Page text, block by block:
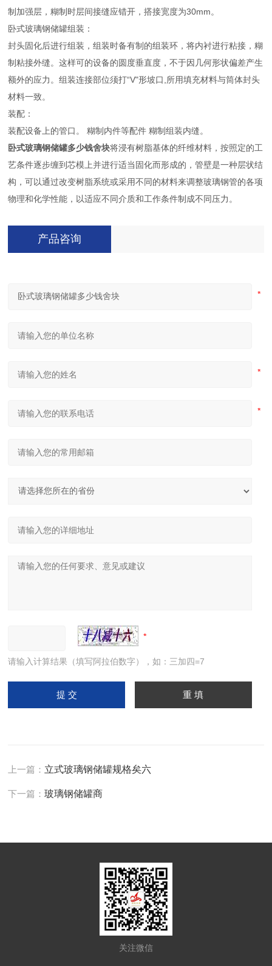
制加强层，糊制时层间接缝应错开，搭接宽度为30mm。
卧式玻璃钢储罐组装：
封头固化后进行组装，组装时备有制的组装环，将内衬进行粘接，糊
制粘接外缝。这样可的设备的圆度垂直度，不于因几何形状偏差产生
额外的应力。组装连接部位须打“V"形坡口,所用填充材料与筒体封头
材料一致。
装配：
装配设备上的管口。 糊制内件等配件 糊制组装内缝。
卧式玻璃钢储罐多少钱舍块将浸有树脂基体的纤维材料，按照定的工
艺条件逐步缠到芯模上并进行适当固化而形成的，管壁是一种层状结
构，可以通过改变树脂系统或采用不同的材料来调整玻璃钢管的各项
物理和化学性能，以适应不同介质和工作条件制成不同压力。
产品咨询
请输入计算结果（填写阿拉伯数字），如：三加四=7
上一篇： 立式玻璃钢储罐规格矣六
下一篇：玻璃钢储罐商
关注微信